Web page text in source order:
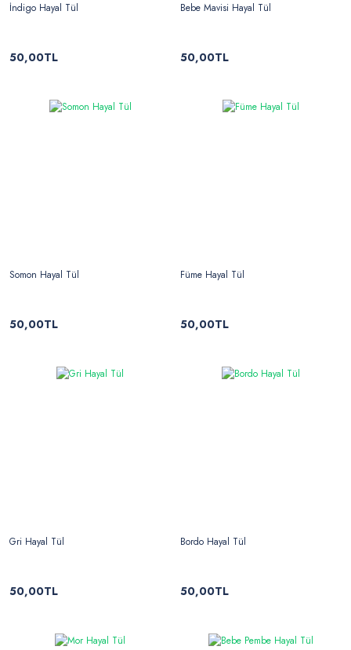
İndigo Hayal Tül
50,00TL
Bebe Mavisi Hayal Tül
50,00TL
Somon Hayal Tül
50,00TL
Füme Hayal Tül
50,00TL
Gri Hayal Tül
50,00TL
Bordo Hayal Tül
50,00TL